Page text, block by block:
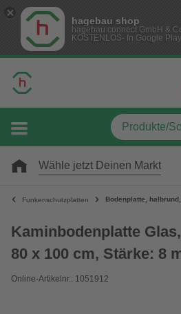
hagebau shop
hagebau connect GmbH &
KOSTENLOS- In Google Play
Wähle jetzt Deinen Markt
Funkenschutzplatten Bodenplatte,
Kaminbodenplatte
80 x 100 cm, Stärke: 8
Online-Artikelnr.: 1051912